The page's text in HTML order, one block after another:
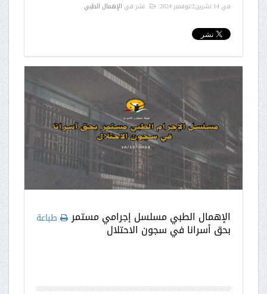
في14 تشرين2/نوفمبر 2024 . نشر في الإهمال الطبي
طباعة الإهمال الطبي مسلسل إجرامي مستمر
بحق أسرانا في سجون الاحتلال